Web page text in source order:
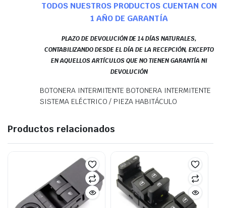
TODOS NUESTROS PRODUCTOS CUENTAN CON
1 AÑO DE GARANTÍA
PLAZO DE DEVOLUCIÓN DE 14 DÍAS NATURALES,
CONTABILIZANDO DESDE EL DÍA DE LA RECEPCIÓN, EXCEPTO
EN AQUELLOS ARTÍCULOS QUE NO TIENEN GARANTÍA NI
DEVOLUCIÓN
BOTONERA INTERMITENTE BOTONERA INTERMITENTE
SISTEMA ELÉCTRICO / PIEZA HABITÁCULO
Productos relacionados